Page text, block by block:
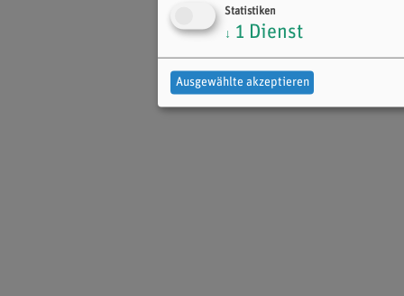
Statistiken
↓ 1 Dienst
Ausgewählte akzeptieren